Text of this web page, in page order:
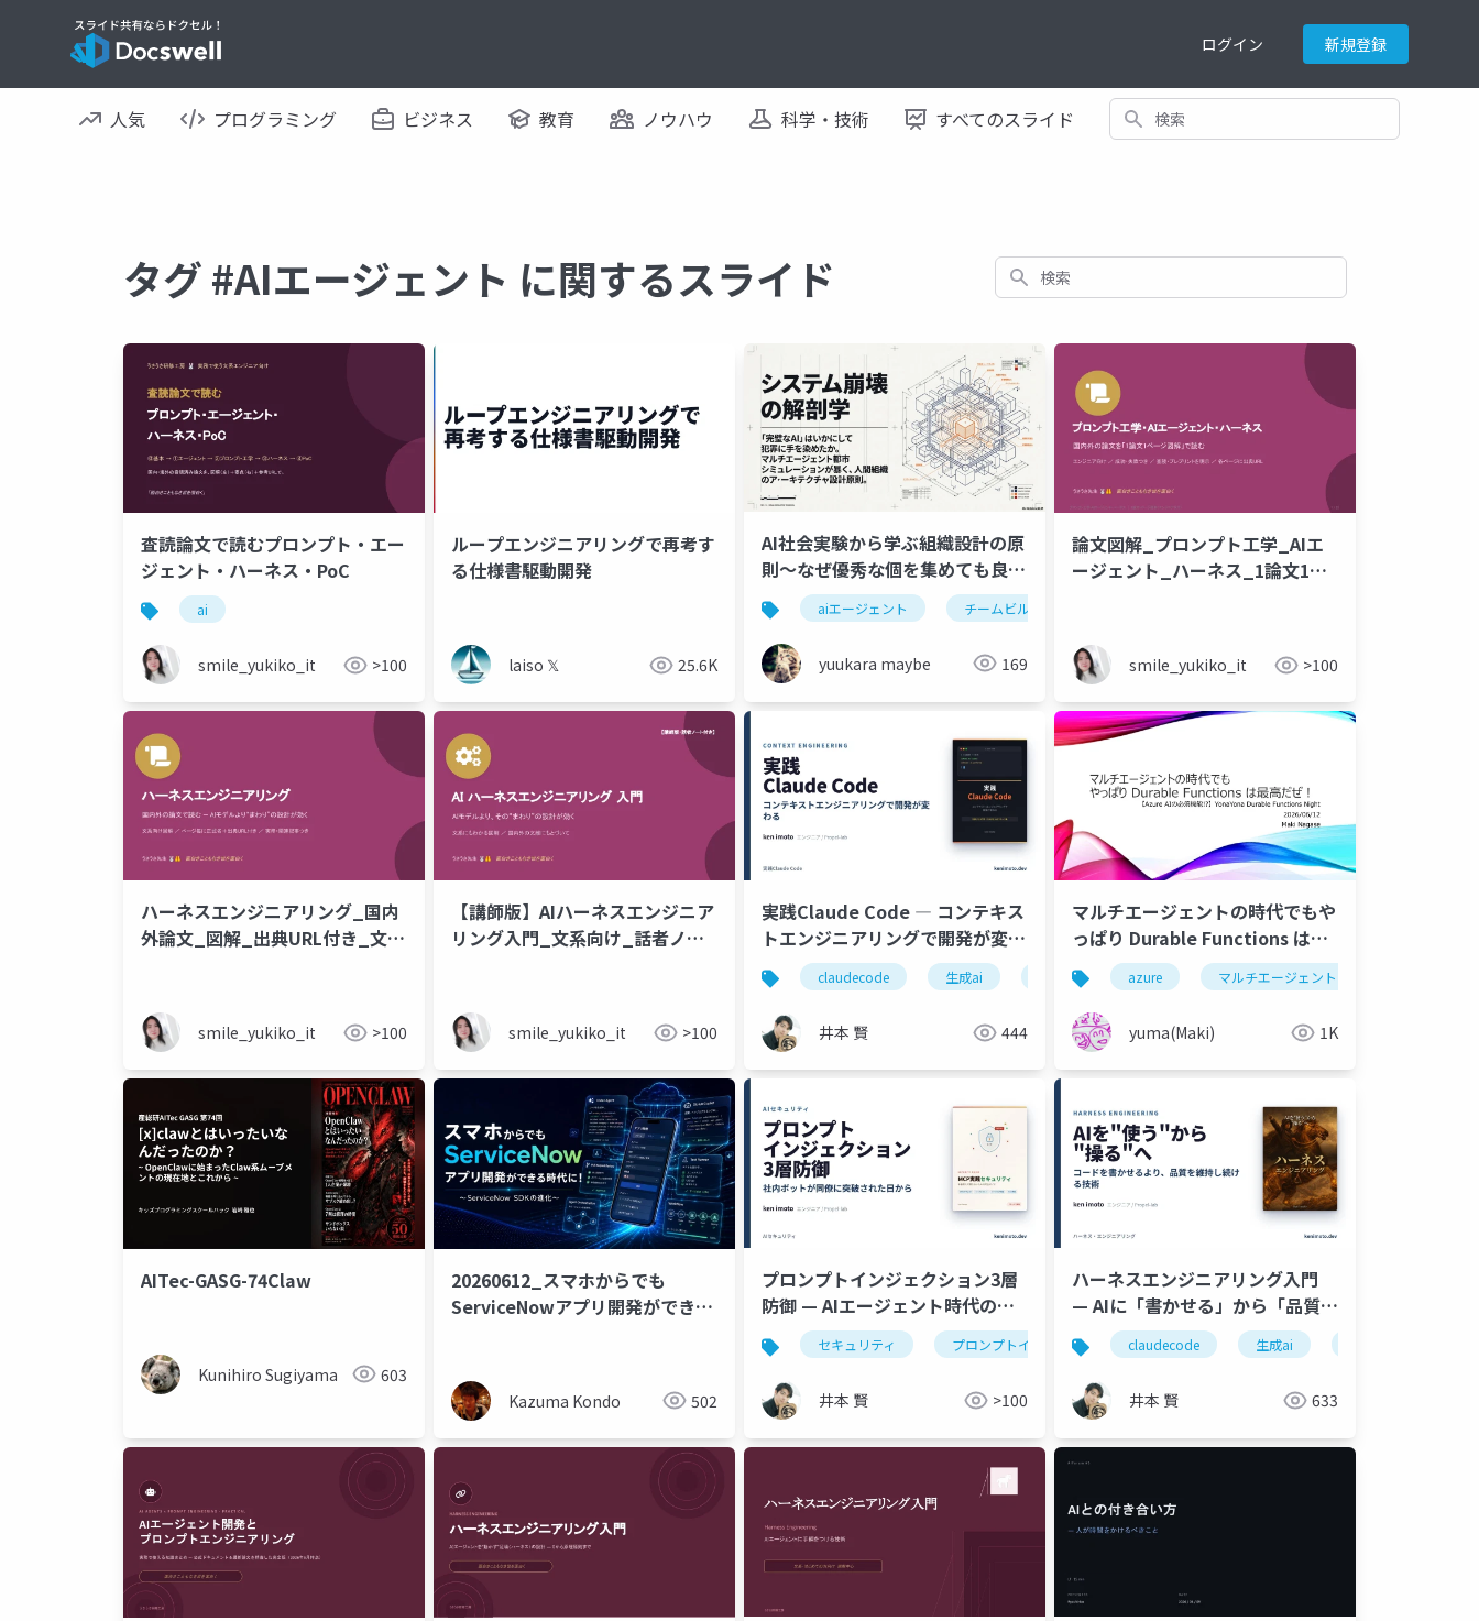
ログイン 新規登録
人気 プログラミング ビジネス 教育 ノウハウ 科学・技術 すべてのスライド 検索
タグ #AIエージェント に関するスライド 検索
査読論文で読むプロンプト・エー
ジェント・ハーネス・PoC
ai
smile_yukiko_it >100
ループエンジニアリングで再考す
る仕様書駆動開発
laiso 𝕏 25.6K
AI社会実験から学ぶ組織設計の原
則～なぜ優秀な個を集めても良い
チームは生まれないのか～
aiエージェント チームビルディング
yuukara maybe 169
論文図解_プロンプト工学_AIエ
ージェント_ハーネス_1論文1ペ
smile_yukiko_it >100
ハーネスエンジニアリング_国内
外論文_図解_出典URL付き_文系
smile_yukiko_it >100
【講師版】AIハーネスエンジニア
リング入門_文系向け_話者ノー
smile_yukiko_it >100
実践Claude Code ― コンテキス
トエンジニアリングで開発が変わ
る（入門）claudecode 生成ai コンテキストエンジニアリング claudemd
井本 賢 444
マルチエージェントの時代でもや
っぱり Durable Functions は最
高だぜ！azure マルチエージェント
yuma(Maki) 1K
AITec-GASG-74Claw
Kunihiro Sugiyama 603
20260612_スマホからでも
ServiceNowアプリ開発ができる
Kazuma Kondo 502
プロンプトインジェクション3層
防御 — AIエージェント時代のセ
キュリティ実践
セキュリティ プロンプトインジェクション mcp 生成ai
井本 賢 >100
ハーネスエンジニアリング入門
— AIに「書かせる」から「品質を
維持し続ける」へ
claudecode 生成ai
井本 賢 633